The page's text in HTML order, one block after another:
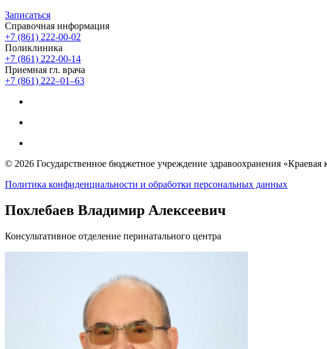
Записаться
Справочная информация
+7 (861) 222-00-02
Поликлиника
+7 (861) 222-00-14
Приемная гл. врача
+7 (861) 222‒01‒63
© 2026 Государственное бюджетное учреждение здравоохранения
Политика конфиденциальности и обработки персональных данных
Похлебаев Владимир Алексеевич
Консультативное отделение перинатального центра